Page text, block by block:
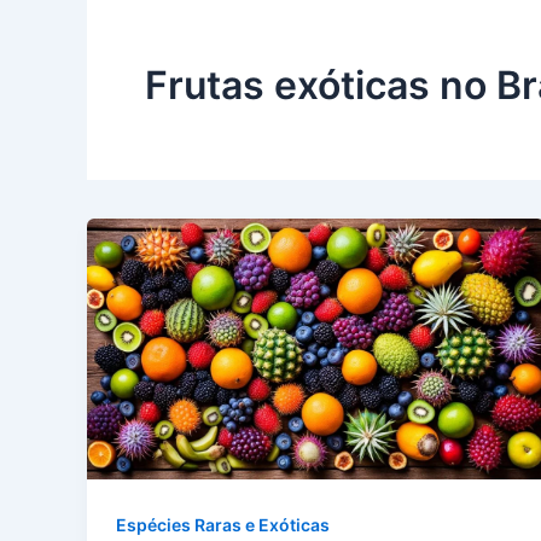
Frutas exóticas no
Espécies Raras e Exóticas